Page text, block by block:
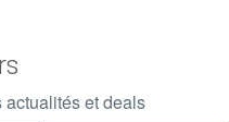
actualités et deals